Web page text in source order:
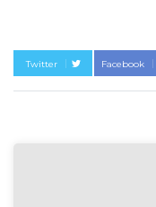
Twitter Facebook